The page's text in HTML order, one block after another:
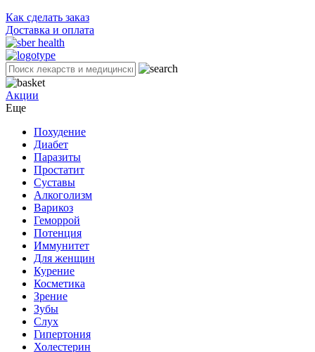
Как сделать заказ
Доставка и оплата
Акции
Еще
Похудение
Диабет
Паразиты
Простатит
Суставы
Алкоголизм
Варикоз
Геморрой
Потенция
Иммунитет
Для женщин
Курение
Косметика
Зрение
Зубы
Слух
Гипертония
Холестерин